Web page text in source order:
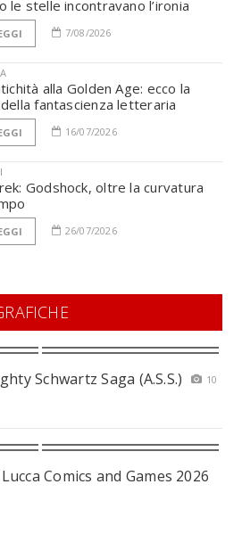
le stelle incontravano l’ironia
7/08/2026
alla Golden Age: ecco la
fantascienza letteraria
16/07/2026
Godshock, oltre la curvatura
26/07/2026
Schwartz Saga (A.S.S.)
10
Comics and Games 2026